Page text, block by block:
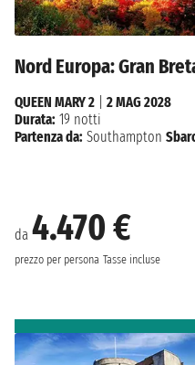
Nord Europa: Gran
da 4.470 €
prezzo per persona Tasse incluse
QUEEN MARY 2
2 MAG 2028
Durata: 19 notti
Partenza da: Southampton